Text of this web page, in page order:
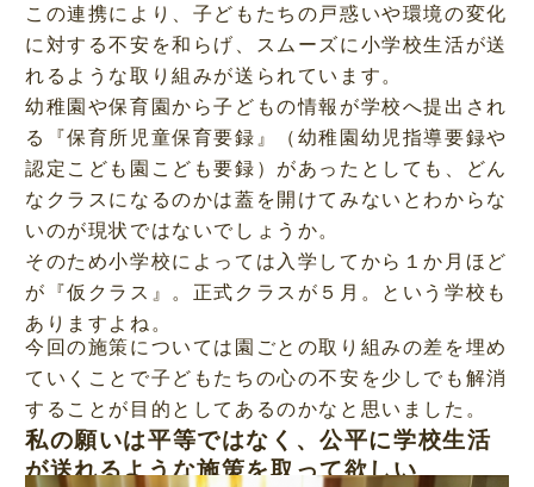
この連携により、子どもたちの戸惑いや環境の変化
に対する不安を和らげ、スムーズに小学校生活が送
れるような取り組みが送られています。
幼稚園や保育園から子どもの情報が学校へ提出され
る『保育所児童保育要録』（幼稚園幼児指導要録や
認定こども園こども要録）があったとしても、どん
なクラスになるのかは蓋を開けてみないとわからな
いのが現状ではないでしょうか。
そのため小学校によっては入学してから１か月ほど
が『仮クラス』。正式クラスが５月。という学校も
ありますよね。
今回の施策については園ごとの取り組みの差を埋め
ていくことで子どもたちの心の不安を少しでも解消
することが目的としてあるのかなと思いました。
私の願いは平等ではなく、公平に学校生活
が送れるような施策を取って欲しい